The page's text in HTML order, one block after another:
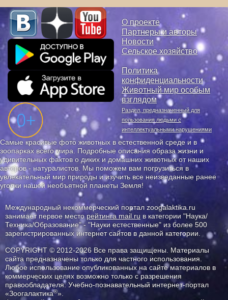
О проекте
Партнеры и авторы
Новости
Сельское хозяйство
Политика
конфиденциальности
Животный мир особым
взглядом
Раздел, предназначенный для
пользования людьми с
интеллектуальными нарушениями
Самые красивые фото животных в естественной среде и в
зоопарках всего мира. Подробные описания образа жизни и
удивительных фактов о диких и домашних животных от наших
авторов - натуралистов. Мы поможем вам погрузиться в
увлекательный мир природы и изучить все неизведанные ранее
уголки нашей необъятной планеты Земля!
Международный некоммерческий портал zoogalaktika.ru
занимает первое месторейтинга mail.ru в категории "Наука/
Техника/Образование" - "Науки естественные" из более 500
зарегистрированных интернет сайтов в данной категории.
COPYRIGHT © 2012-2026 Все права защищены. Материалы
сайта предназначены только для частного использования.
Любое использование опубликованных на сайте материалов в
коммерческих целях возможно только с разрешения
правообладателя: Учебно-познавательный интернет-портал
«Зоогалактика®».